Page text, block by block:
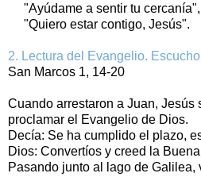
"Ayúdame a sentir tu cercanía",
"Quiero estar contigo, Jesús".
2. Lectura del Evangelio.
San Marcos 1, 14-20
Cuando arrestaron a Juan, Jesús
proclamar el Evangelio de Dios.
Decía: Se ha cumplido el plazo,
Dios: Convertíos y creed la
Pasando junto al lago de Galilea,